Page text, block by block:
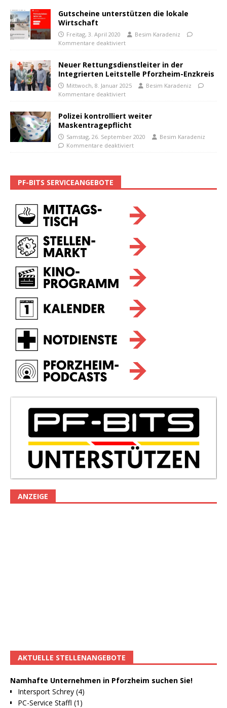
Gutscheine unterstützen die lokale
Wirtschaft
Freitag, 3. April 2020
Besim Karadeniz
Kommentare deaktiviert
Neuer Rettungsdienstleiter in der
Integrierten Leitstelle Pforzheim-Enzkreis
Mittwoch, 8. Januar 2025
Besim Karadeniz
Kommentare deaktiviert
Polizei kontrolliert weiter
Maskentragepflicht
Samstag, 26. September 2020
Besim Karadeniz
Kommentare deaktiviert
PF-BITS SERVICEANGEBOTE
ANZEIGE
AKTUELLE STELLENANGEBOTE
Namhafte Unternehmen in Pforzheim suchen Sie!
Intersport Schrey (4)
PC-Service Staffl (1)